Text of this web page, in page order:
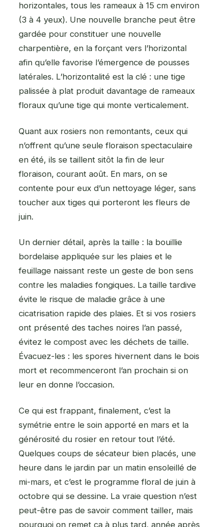
horizontales, tous les rameaux à 15 cm environ
(3 à 4 yeux). Une nouvelle branche peut être
gardée pour constituer une nouvelle
charpentière, en la forçant vers l’horizontal
afin qu’elle favorise l’émergence de pousses
latérales. L’horizontalité est la clé : une tige
palissée à plat produit davantage de rameaux
floraux qu’une tige qui monte verticalement.
Quant aux rosiers non remontants, ceux qui
n’offrent qu’une seule floraison spectaculaire
en été, ils se taillent sitôt la fin de leur
floraison, courant août. En mars, on se
contente pour eux d’un nettoyage léger, sans
toucher aux tiges qui porteront les fleurs de
juin.
Un dernier détail, après la taille : la bouillie
bordelaise appliquée sur les plaies et le
feuillage naissant reste un geste de bon sens
contre les maladies fongiques. La taille tardive
évite le risque de maladie grâce à une
cicatrisation rapide des plaies. Et si vos rosiers
ont présenté des taches noires l’an passé,
évitez le compost avec les déchets de taille.
Évacuez-les : les spores hivernent dans le bois
mort et recommenceront l’an prochain si on
leur en donne l’occasion.
Ce qui est frappant, finalement, c’est la
symétrie entre le soin apporté en mars et la
générosité du rosier en retour tout l’été.
Quelques coups de sécateur bien placés, une
heure dans le jardin par un matin ensoleillé de
mi-mars, et c’est le programme floral de juin à
octobre qui se dessine. La vraie question n’est
peut-être pas de savoir comment tailler, mais
pourquoi on remet ça à plus tard, année après